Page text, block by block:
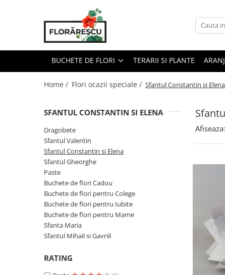
Buchete de flori
Buchete cu bujori
Buchete de trandafiri
Buchete de trandafiri roz
Buchete de trandafiri albi
Buchete cu hortensii
Flori ocazii speciale
Sfantul Valentin
Sfantul Constantin si Elena
Buchete de flori Cadou
Buchete de flori pentru Colege
Buchete de flori pentru Iubite
Buchete de flori pentru Mame
Sfanta Maria
Sfantul Mihail si Gavriil
BUCHETE DE FLORI TERARII SI PLANTE
Home / Flori ocazii speciale / Sfantul Constantin si Elena
SFANTUL CONSTANTIN SI ELENA
Dragobete
Sfantul Valentin
Sfantul Constantin si Elena
Sfantul Gheorghe
Paste
Buchete de flori Cadou
Buchete de flori pentru Colege
Buchete de flori pentru Iubite
Buchete de flori pentru Mame
Sfanta Maria
Sfantul Mihail si Gavriil
RATING
Afiseaza: